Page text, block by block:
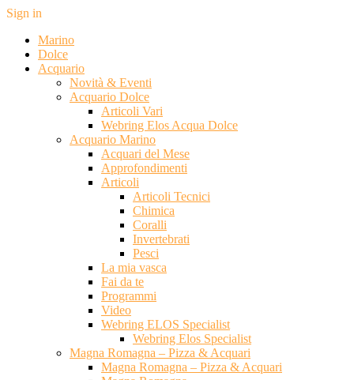
Sign in
Marino
Dolce
Acquario
Novità & Eventi
Acquario Dolce
Articoli Vari
Webring Elos Acqua Dolce
Acquario Marino
Acquari del Mese
Approfondimenti
Articoli
Articoli Tecnici
Chimica
Coralli
Invertebrati
Pesci
La mia vasca
Fai da te
Programmi
Video
Webring ELOS Specialist
Webring Elos Specialist
Magna Romagna – Pizza & Acquari
Magna Romagna – Pizza & Acquari